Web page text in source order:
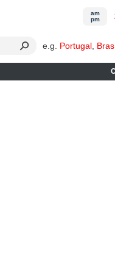
e.g. Portugal
am
pm